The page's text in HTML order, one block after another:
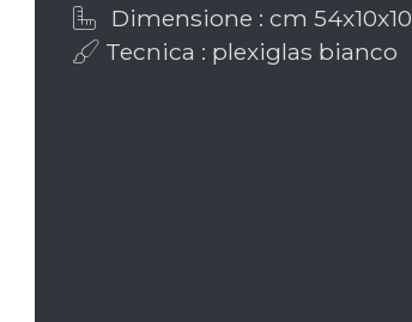
Dimensione : cm 54x10x10
Tecnica : plexiglas bianco